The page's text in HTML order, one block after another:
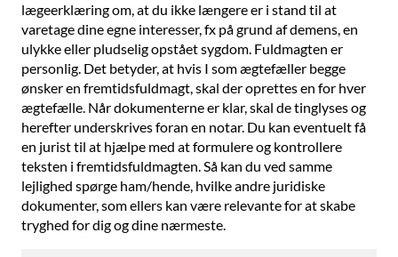
lægeerklæring om, at du ikke længere er i stand til at
varetage dine egne interesser, fx på grund af demens, en
ulykke eller pludselig opstået sygdom. Fuldmagten er
personlig. Det betyder, at hvis I som ægtefæller begge
ønsker en fremtidsfuldmagt, skal der oprettes en for hver
ægtefælle. Når dokumenterne er klar, skal de tinglyses og
herefter underskrives foran en notar. Du kan eventuelt få
en jurist til at hjælpe med at formulere og kontrollere
teksten i fremtidsfuldmagten. Så kan du ved samme
lejlighed spørge ham/hende, hvilke andre juridiske
dokumenter, som ellers kan være relevante for at skabe
tryghed for dig og dine nærmeste.